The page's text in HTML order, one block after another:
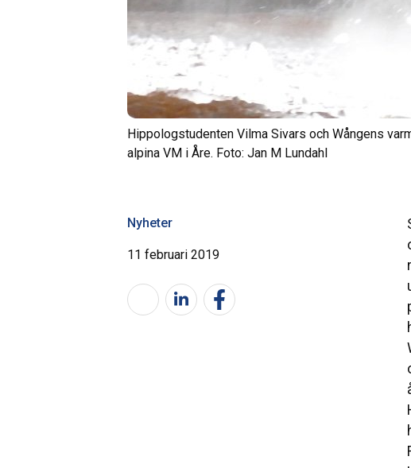
Hippologstudenten Vilma Sivars och Wångens
alpina VM i Åre. Foto: Jan M Lundahl
Nyheter
11 februari 2019